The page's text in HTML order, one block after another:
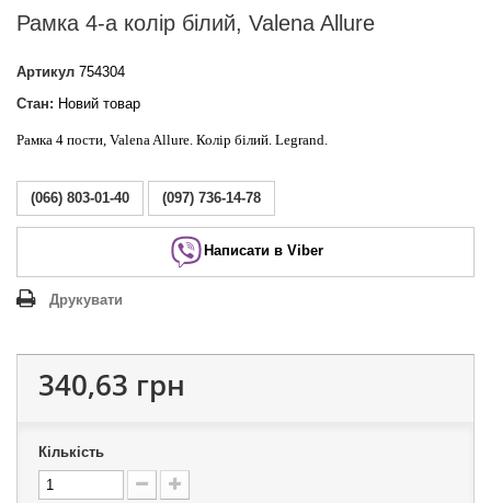
Рамка 4-а колір білий, Valena Allure
Артикул 754304
Стан: Новий товар
Рамка 4 пости, Valena Allure. Колір білий. Legrand.
(066) 803-01-40 (097) 736-14-78
Написати в Viber
Друкувати
340,63 грн
Кількість